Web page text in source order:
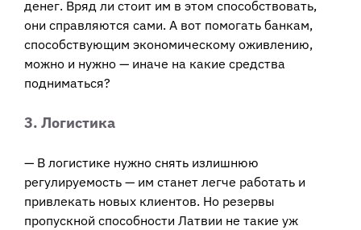
денег. Вряд ли стоит им в этом способствовать,
они справляются сами. А вот помогать банкам,
способствующим экономическому оживлению,
можно и нужно — иначе на какие средства
подниматься?
3. Логистика
— В логистике нужно снять излишнюю
регулируемость — им станет легче работать и
привлекать новых клиентов. Но резервы
пропускной способности Латвии не такие уж